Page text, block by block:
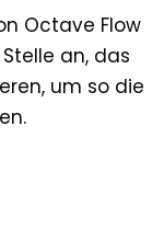
Octave Flow
an, das
um so die